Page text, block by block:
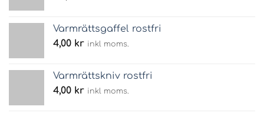
Varmrättsgaffel rostfri
4,00 kr inkl moms.
Varmrättskniv rostfri
4,00 kr inkl moms.